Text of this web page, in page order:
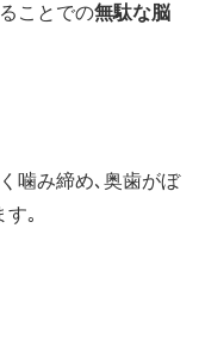
ことでの無駄な脳
噛み締め､奥歯がぼ
す｡